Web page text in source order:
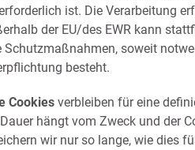
ist. Die Verarbeitung
der EU/des EWR kann
soweit
besteht.
Cookies verbleiben für eine
hängt vom Zweck und der
wir nur so lange, wie dies